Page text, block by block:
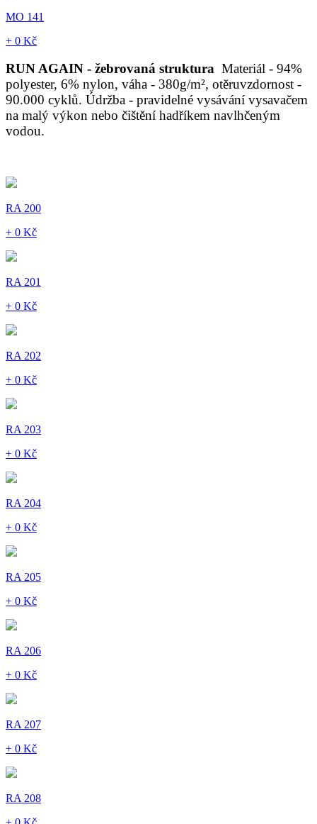
MO 141
+ 0 Kč
RUN AGAIN - žebrovaná struktura Materiál - 94%
polyester, 6% nylon, váha - 380g/m², otěruvzdornost -
90.000 cyklů. Údržba - pravidelné vysávání vysavačem
na malý výkon nebo čištění hadříkem navlhčeným
vodou.
RA 200
+ 0 Kč
RA 201
+ 0 Kč
RA 202
+ 0 Kč
RA 203
+ 0 Kč
RA 204
+ 0 Kč
RA 205
+ 0 Kč
RA 206
+ 0 Kč
RA 207
+ 0 Kč
RA 208